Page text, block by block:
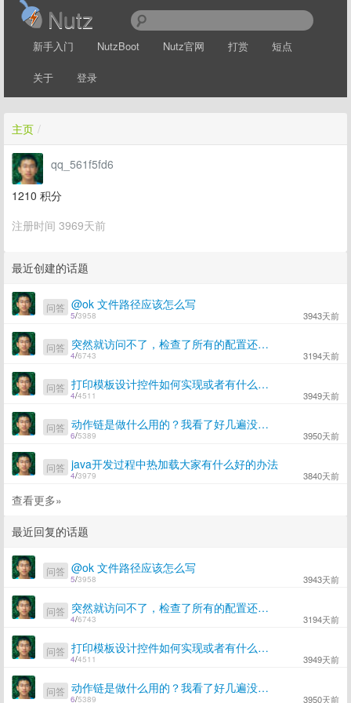
Nutz
新手入门 NutzBoot Nutz官网 打赏 短点
关于 登录
主页 /
qq_561f5fd6
1210 积分
注册时间 3969天前
最近创建的话题
5/3958 3943天前
问答 @ok 文件路径应该怎么写
4/6743 3194天前
问答 突然就访问不了，检查了所有的配置还是不行 path=/addtest1 : NOT Action match
4/4511 3949天前
问答 打印模板设计控件如何实现或者有什么开源的给推荐个解决思路。
6/5389 3950天前
问答 动作链是做什么用的？我看了好几遍没看懂，能否通俗的给解释下。
4/3979 3840天前
问答 java开发过程中热加载大家有什么好的办法
查看更多»
最近回复的话题
5/3958 3943天前
问答 @ok 文件路径应该怎么写
4/6743 3194天前
问答 突然就访问不了，检查了所有的配置还是不行 path=/addtest1 : NOT Action match
4/4511 3949天前
问答 打印模板设计控件如何实现或者有什么开源的给推荐个解决思路。
6/5389 3950天前
问答 动作链是做什么用的？我看了好几遍没看懂，能否通俗的给解释下。